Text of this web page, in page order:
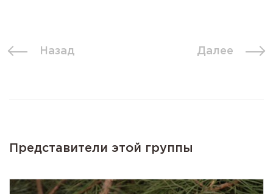
Назад Далее
Представители этой группы